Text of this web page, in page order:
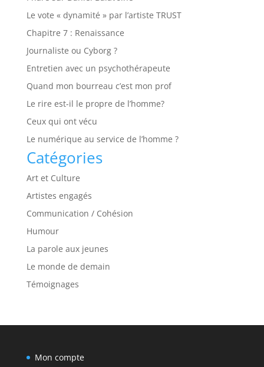
Le vote « dynamité » par l’artiste TRUST
Chapitre 7 : Renaissance
Journaliste ou Cyborg ?
Entretien avec un psychothérapeute
Quand mon bourreau c’est mon prof
Le rire est-il le propre de l’homme?
Ceux qui ont vécu
Le numérique au service de l’homme ?
Catégories
Art et Culture
Artistes engagés
Communication / Cohésion
Humour
La parole aux jeunes
Le monde de demain
Témoignages
Mon compte